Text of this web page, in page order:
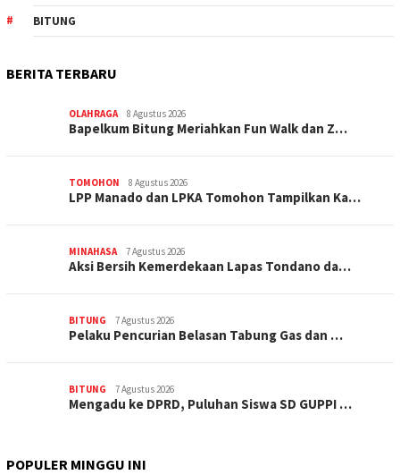
BITUNG
BERITA TERBARU
OLAHRAGA 8 Agustus 2026
Bapelkum Bitung Meriahkan Fun Walk dan Z…
TOMOHON 8 Agustus 2026
LPP Manado dan LPKA Tomohon Tampilkan Ka…
MINAHASA 7 Agustus 2026
Aksi Bersih Kemerdekaan Lapas Tondano da…
BITUNG 7 Agustus 2026
Pelaku Pencurian Belasan Tabung Gas dan …
BITUNG 7 Agustus 2026
Mengadu ke DPRD, Puluhan Siswa SD GUPPI …
POPULER MINGGU INI